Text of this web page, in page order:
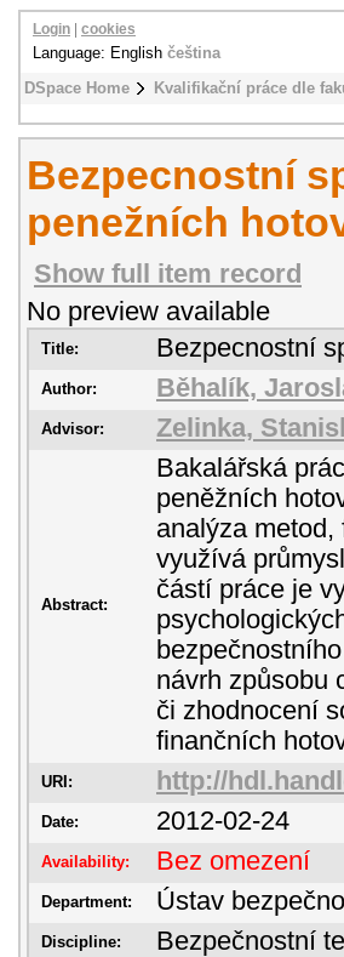
DSpace Home Kvalifikační práce dle
Login cookies
Language: English čeština
Bezpecnostní
penežních
Show full item record
No preview available
Title: Bezpecnostní
Author: Běhalík,
Advisor: Zelinka,
Abstract:
Bakalářská
peněžních
analýza
využívá
částí práce je
návrh způsobu
či zhodnocení
finančních
URI: http://
Date: 2012-02-24
Availability: Bez omezení
Department: Ústav
Discipline: Bezpečnostní